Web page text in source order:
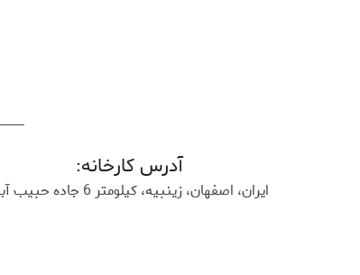
آدرس کارخانه:
ایران، اصفهان، زینبیه، کیلومتر 6 جاده حبیب آباد